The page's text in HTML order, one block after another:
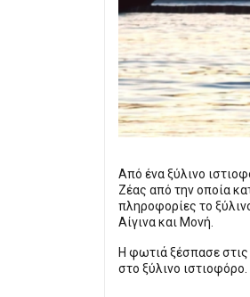
Από ένα ξύλινο
Ζέας από την οποία
πληροφορίες το
Αίγινα και Μονή.
Η φωτιά ξέσπασε
στο ξύλινο ιστιοφόρο.